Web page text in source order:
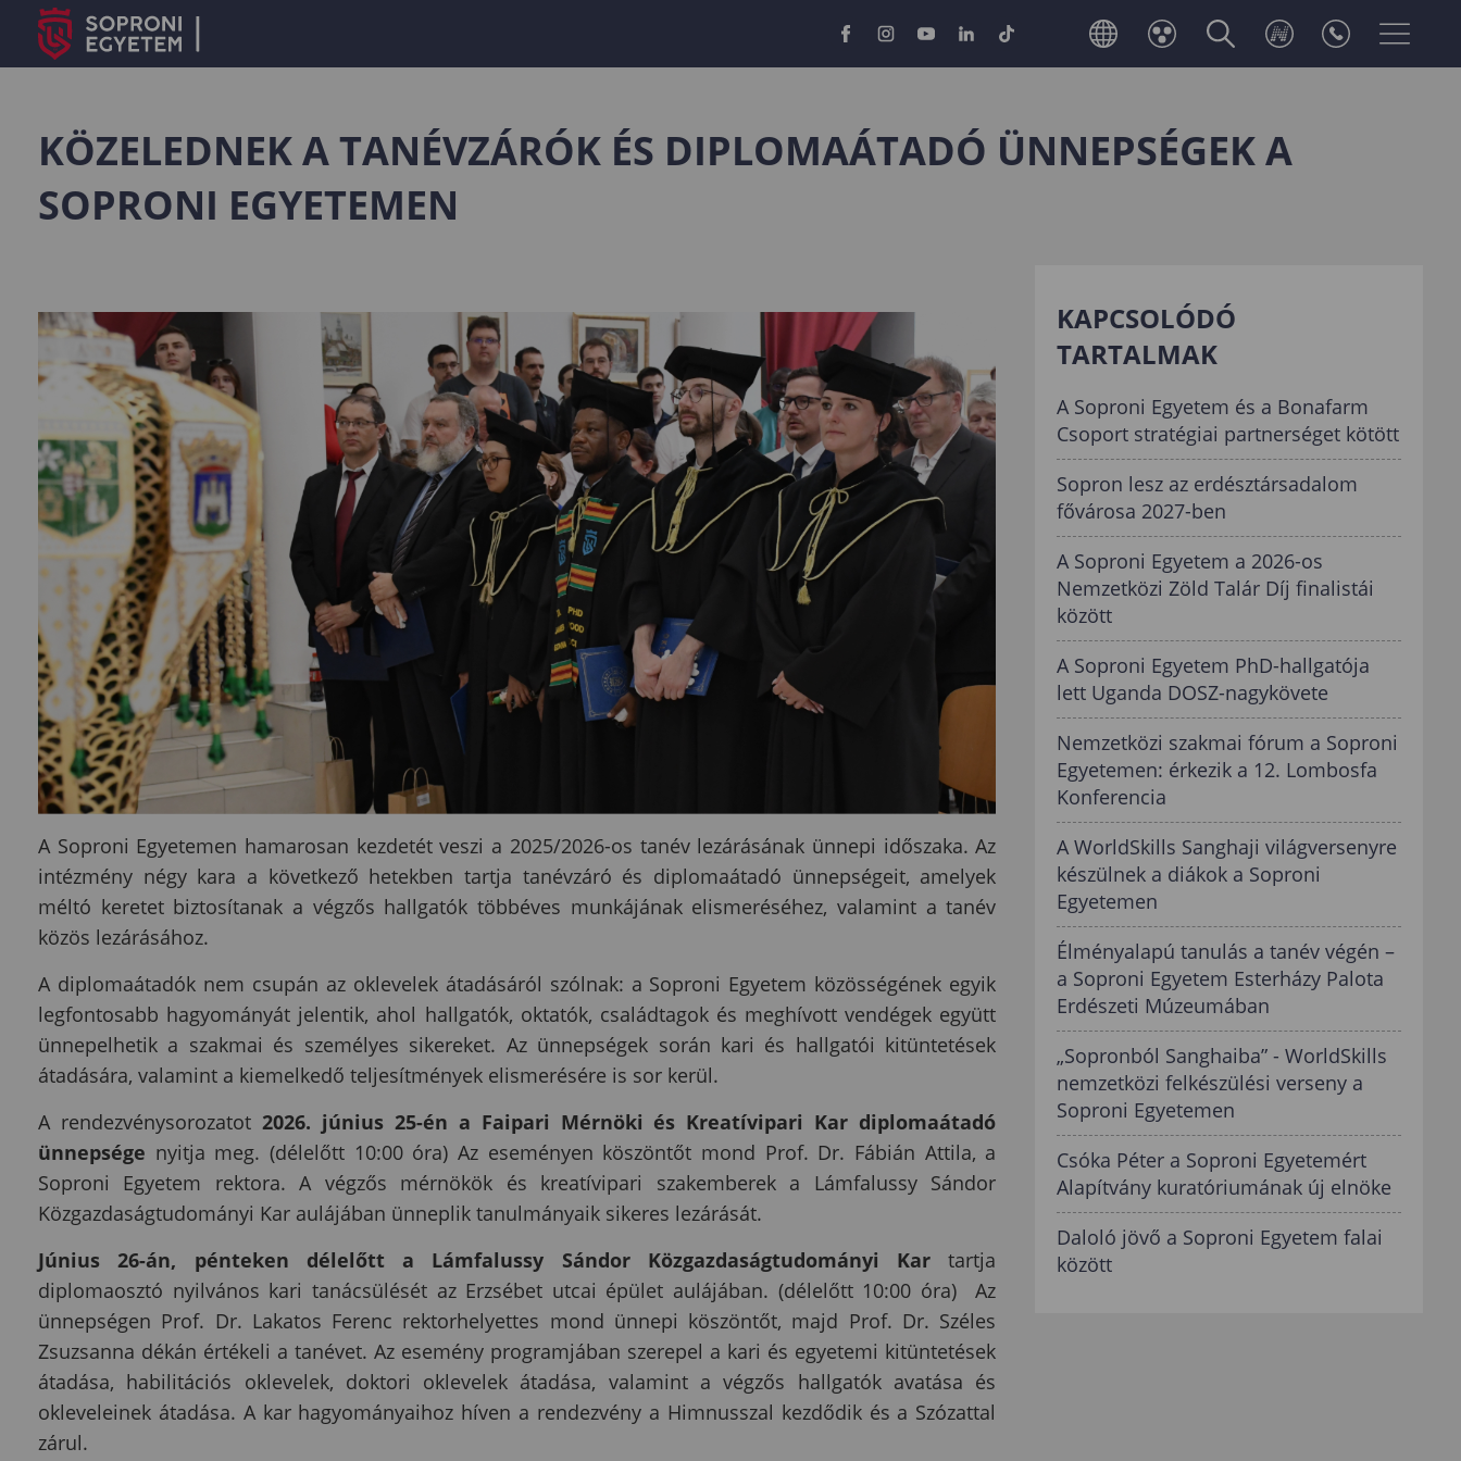
KÖZELEDNEK A TANÉVZÁRÓK ÉS DIPLOMAÁTADÓ ÜNNEPSÉGEK A
SOPRONI EGYETEMEN
A Soproni Egyetemen hamarosan kezdetét veszi a 2025/2026-os tanév lezárásának ünnepi időszaka. Az
intézmény négy kara a következő hetekben tartja tanévzáró és diplomaátadó ünnepségeit, amelyek
méltó keretet biztosítanak a végzős hallgatók többéves munkájának elismeréséhez, valamint a tanév
közös lezárásához.
A diplomaátadók nem csupán az oklevelek átadásáról szólnak: a Soproni Egyetem közösségének egyik
legfontosabb hagyományát jelentik, ahol hallgatók, oktatók, családtagok és meghívott vendégek együtt
ünnepelhetik a szakmai és személyes sikereket. Az ünnepségek során kari és hallgatói kitüntetések
átadására, valamint a kiemelkedő teljesítmények elismerésére is sor kerül.
A rendezvénysorozatot 2026. június 25-én a Faipari Mérnöki és Kreatívipari Kar diplomaátadó
ünnepsége nyitja meg. (délelőtt 10:00 óra) Az eseményen köszöntőt mond Prof. Dr. Fábián Attila, a
Soproni Egyetem rektora. A végzős mérnökök és kreatívipari szakemberek a Lámfalussy Sándor
Közgazdaságtudományi Kar aulájában ünneplik tanulmányaik sikeres lezárását.
Június 26-án, pénteken délelőtt a Lámfalussy Sándor Közgazdaságtudományi Kar tartja
diplomaosztó nyilvános kari tanácsülését az Erzsébet utcai épület aulájában. (délelőtt 10:00 óra) Az
ünnepségen Prof. Dr. Lakatos Ferenc rektorhelyettes mond ünnepi köszöntőt, majd Prof. Dr. Széles
Zsuzsanna dékán értékeli a tanévet. Az esemény programjában szerepel a kari és egyetemi kitüntetések
átadása, habilitációs oklevelek, doktori oklevelek átadása, valamint a végzős hallgatók avatása és
okleveleinek átadása. A kar hagyományaihoz híven a rendezvény a Himnusszal kezdődik és a Szózattal
zárul.
KAPCSOLÓDÓ
TARTALMAK
A Soproni Egyetem és a Bonafarm
Csoport stratégiai partnerséget kötött
Sopron lesz az erdésztársadalom
fővárosa 2027-ben
A Soproni Egyetem a 2026-os
Nemzetközi Zöld Talár Díj finalistái
között
A Soproni Egyetem PhD-hallgatója
lett Uganda DOSZ-nagykövete
Nemzetközi szakmai fórum a Soproni
Egyetemen: érkezik a 12. Lombosfa
Konferencia
A WorldSkills Sanghaji világversenyre
készülnek a diákok a Soproni
Egyetemen
Élményalapú tanulás a tanév végén –
a Soproni Egyetem Esterházy Palota
Erdészeti Múzeumában
„Sopronból Sanghaiba” - WorldSkills
nemzetközi felkészülési verseny a
Soproni Egyetemen
Csóka Péter a Soproni Egyetemért
Alapítvány kuratóriumának új elnöke
Daloló jövő a Soproni Egyetem falai
között